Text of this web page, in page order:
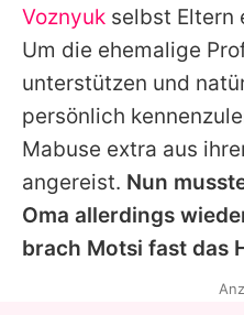
Voznyuk selbst Eltern
Um die ehemalige
unterstützen und
persönlich
Mabuse extra aus
angereist. Nun
Oma allerdings
brach Motsi fast das